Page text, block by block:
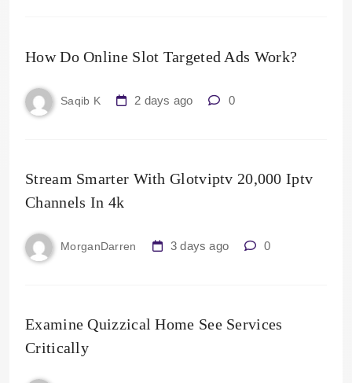
How Do Online Slot Targeted Ads Work?
Saqib K 2 days ago 0
Stream Smarter With Glotviptv 20,000 Iptv
Channels In 4k
MorganDarren 3 days ago 0
Examine Quizzical Home See Services
Critically